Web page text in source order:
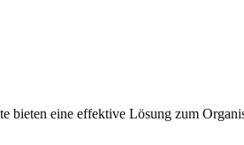
bieten eine effektive Lösung zum